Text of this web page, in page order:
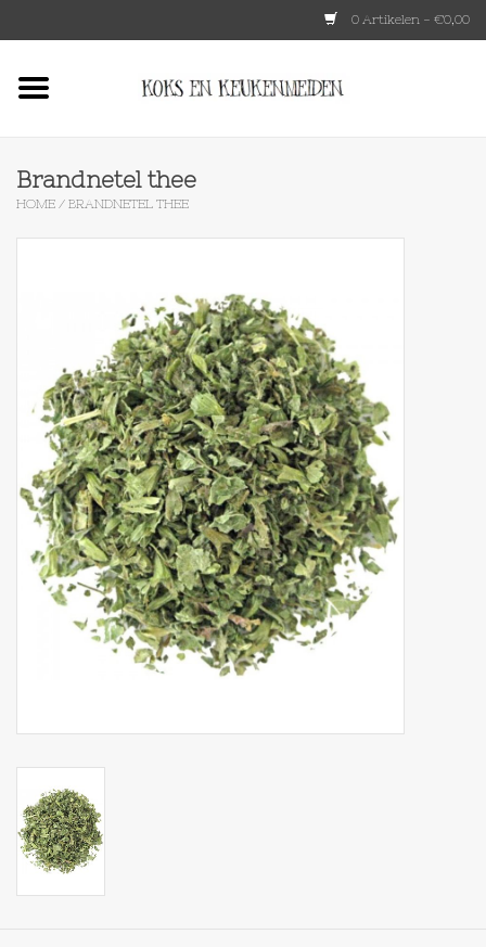
0 Artikelen - €0,00
OXO
Koken
Op Tafel
Koffie & Thee
Keukenspullen
Food
Boeken
Brandnetel thee
HOME / BRANDNETEL THEE